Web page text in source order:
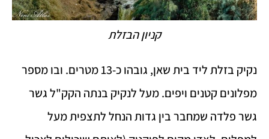
קניון הבזלת
נקיק בזלת ליד בית שאן, גובהו כ-13 מטרים. ובו מספר
מפלונים קטנים ויפים. מעל לנקיק בנתה הקק"ל גשר
גשר פלדה שמחבר בין גדות הנחל לתצפית מעל